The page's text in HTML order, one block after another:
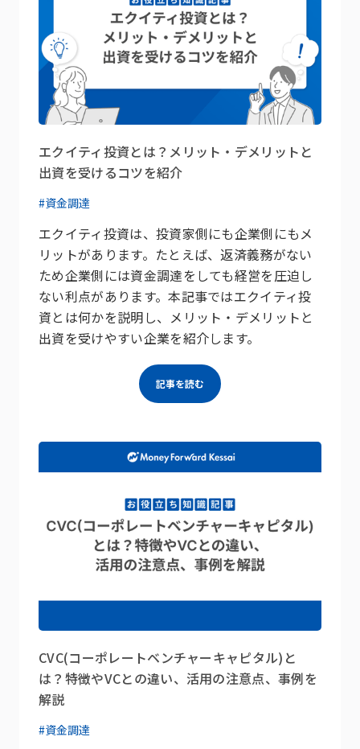
エクイティ投資とは？メリット・デメリットと
出資を受けるコツを紹介
#資金調達
エクイティ投資は、投資家側にも企業側にもメ
リットがあります。たとえば、返済義務がない
ため企業側には資金調達をしても経営を圧迫し
ない利点があります。本記事ではエクイティ投
資とは何かを説明し、メリット・デメリットと
出資を受けやすい企業を紹介します。
記事を読む
CVC(コーポレートベンチャーキャピタル)と
は？特徴やVCとの違い、活用の注意点、事例を
解説
#資金調達